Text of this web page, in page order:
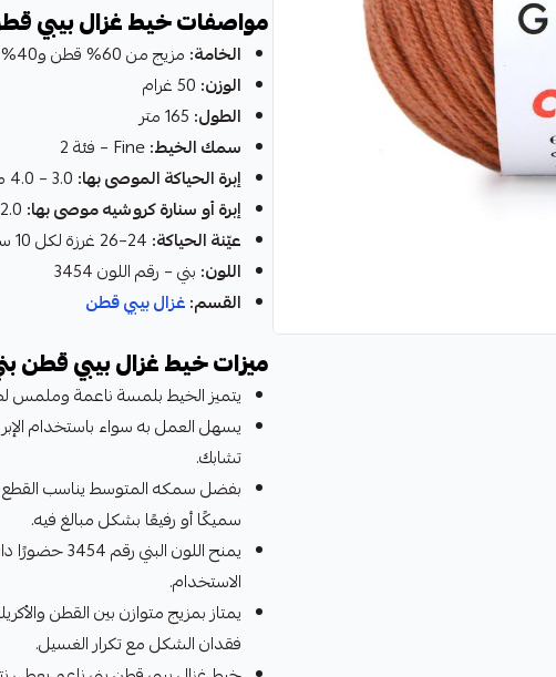
مواصفات خيط غزال بيبي
الخامة: مزيج من 60% قطن و40% أكريليك
الوزن:
الطول:
سمك الخيط:
إبرة الحياكة الموصى بها:
إبرة أو سنارة كروشيه موصى بها:
عيّنة الحياكة:
اللون: بني – رقم اللون 3454
القسم:غزال بيبي قطن
ميزات خيط غزال بيبي قطن
يتميز الخيط بلمسة ناعمة وملمس
يسهل العمل به سواء باستخدام الإبر
تشابك.
بفضل سمكه المتوسط يناسب القطع
سميكًا أو رفيعًا بشكل مبالغ فيه.
يمنح اللون
الاستخدام.
يمتاز بمزيج متوازن بين القطن
فقدان الشكل مع تكرار الغسيل.